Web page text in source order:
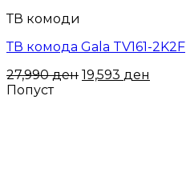
ТВ комоди
ТВ комода Gala TV161-2K2F
27,990ден 19,593 ден
Попуст